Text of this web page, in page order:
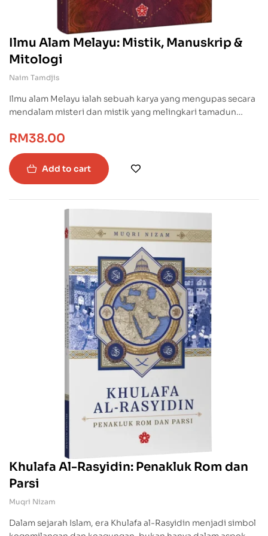
Bab 18: Pertempuran Yamazaki
Bab 19: Pengepungan Odawara
Bab 20: Pertempuran Agung Sekigahara
Bab 21: Kempen Osaka
BIBLIOGRAFI
Ilmu Alam Melayu: Mistik, Manuskrip &
Mitologi
Naim Tamdjis
Ilmu alam Melayu ialah sebuah karya yang mengupas secara
mendalam misteri dan mistik yang melingkari tamadun
yang hilang.
RM38.00
Add to cart
Khulafa Al-Rasyidin: Penakluk Rom dan
Parsi
Muqri Nizam
Dalam sejarah Islam, era Khulafa al-Rasyidin menjadi simbol